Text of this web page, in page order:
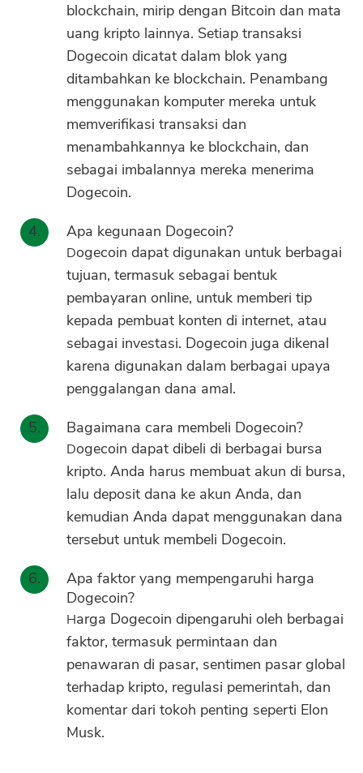
blockchain, mirip dengan Bitcoin dan mata
uang kripto lainnya. Setiap transaksi
Dogecoin dicatat dalam blok yang
ditambahkan ke blockchain. Penambang
menggunakan komputer mereka untuk
memverifikasi transaksi dan
menambahkannya ke blockchain, dan
sebagai imbalannya mereka menerima
Dogecoin.
Apa kegunaan Dogecoin?
Dogecoin dapat digunakan untuk berbagai
tujuan, termasuk sebagai bentuk
pembayaran online, untuk memberi tip
kepada pembuat konten di internet, atau
sebagai investasi. Dogecoin juga dikenal
karena digunakan dalam berbagai upaya
penggalangan dana amal.
Bagaimana cara membeli Dogecoin?
Dogecoin dapat dibeli di berbagai bursa
kripto. Anda harus membuat akun di bursa,
lalu deposit dana ke akun Anda, dan
kemudian Anda dapat menggunakan dana
tersebut untuk membeli Dogecoin.
Apa faktor yang mempengaruhi harga
Dogecoin?
Harga Dogecoin dipengaruhi oleh berbagai
faktor, termasuk permintaan dan
penawaran di pasar, sentimen pasar global
terhadap kripto, regulasi pemerintah, dan
komentar dari tokoh penting seperti Elon
Musk.